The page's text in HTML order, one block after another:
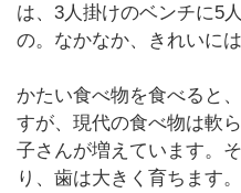
は、3人掛けのベンチに5
の。なかなか、きれいに
かたい食べ物を食べると
すが、現代の食べ物は軟
子さんが増えています。
り、歯は大きく育ちます